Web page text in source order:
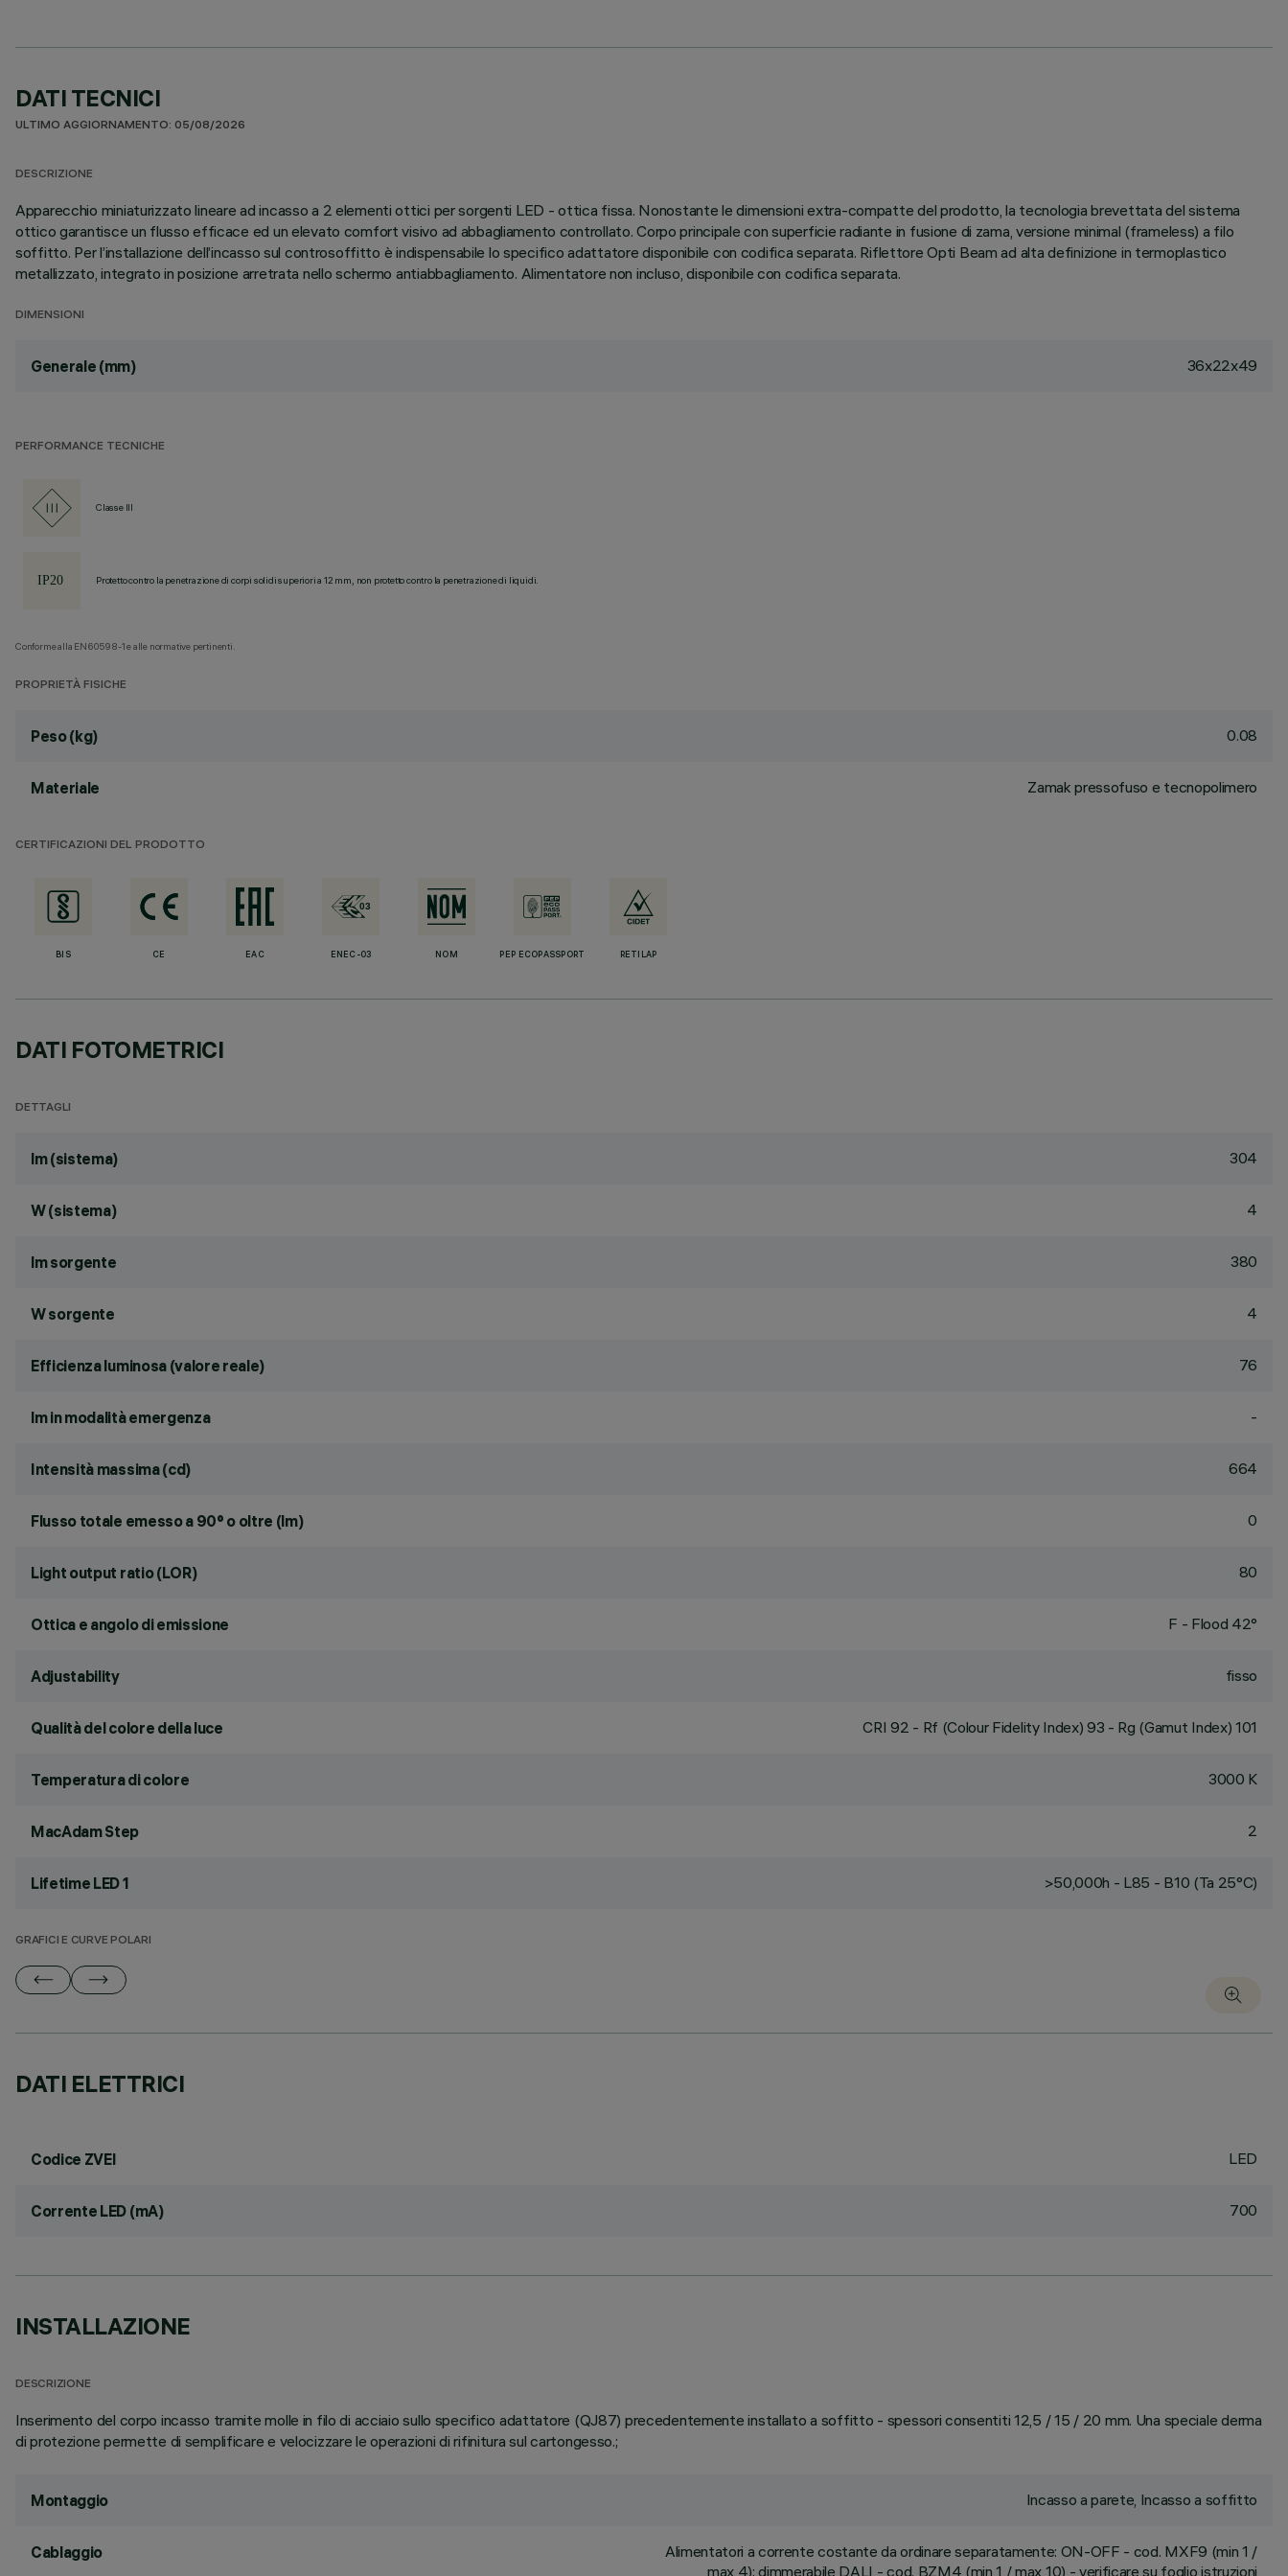
DATI TECNICI
ULTIMO AGGIORNAMENTO: 05/08/2026
DESCRIZIONE
Apparecchio miniaturizzato lineare ad incasso a 2 elementi ottici per sorgenti LED - ottica fissa. Nonostante le dimensioni extra-compatte del prodotto, la tecnologia brevettata del sistema
ottico garantisce un flusso efficace ed un elevato comfort visivo ad abbagliamento controllato. Corpo principale con superficie radiante in fusione di zama, versione minimal (frameless) a filo
soffitto. Per l’installazione dell’incasso sul controsoffitto è indispensabile lo specifico adattatore disponibile con codifica separata. Riflettore Opti Beam ad alta definizione in termoplastico
metallizzato, integrato in posizione arretrata nello schermo antiabbagliamento. Alimentatore non incluso, disponibile con codifica separata.
DIMENSIONI
Generale (mm) 36x22x49
PERFORMANCE TECNICHE
Classe III
Protetto contro la penetrazione di corpi solidi superiori a 12 mm, non protetto contro la penetrazione di liquidi.
Conforme alla EN60598-1 e alle normative pertinenti.
PROPRIETÀ FISICHE
Peso (kg) 0.08
Materiale Zamak pressofuso e tecnopolimero
CERTIFICAZIONI DEL PRODOTTO
BIS CE EAC ENEC-03 NOM PEP ECOPASSPORT RETILAP
DATI FOTOMETRICI
DETTAGLI
lm (sistema) 304
W (sistema) 4
lm sorgente 380
W sorgente 4
Efficienza luminosa (valore reale) 76
lm in modalità emergenza -
Intensità massima (cd) 664
Flusso totale emesso a 90° o oltre (lm) 0
Light output ratio (LOR) 80
Ottica e angolo di emissione F - Flood 42°
Adjustability fisso
Qualità del colore della luce CRI92 - Rf (Colour Fidelity Index) 93 - Rg (Gamut Index) 101
Temperatura di colore 3000 K
MacAdam Step 2
Lifetime LED 1 >50,000h - L85 - B10 (Ta 25°C)
GRAFICI E CURVE POLARI
DATI ELETTRICI
Codice ZVEI LED
Corrente LED (mA) 700
INSTALLAZIONE
DESCRIZIONE
Inserimento del corpo incasso tramite molle in filo di acciaio sullo specifico adattatore (QJ87) precedentemente installato a soffitto - spessori consentiti 12,5 / 15 / 20 mm. Una speciale derma
di protezione permette di semplificare e velocizzare le operazioni di rifinitura sul cartongesso.;
Montaggio Incasso a parete, Incasso a soffitto
Cablaggio
Alimentatori a corrente costante da ordinare separatamente: ON-OFF - cod. MXF9 (min 1 /
max 4); dimmerabile DALI - cod. BZM4 (min 1 / max 10) - verificare su foglio istruzioni